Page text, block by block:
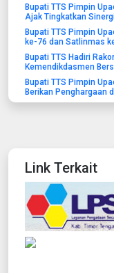
Bupati TTS Pimpin
Ajak Tingkatkan
Bupati TTS Pimpin
ke-76 dan Satlinmas
Bupati TTS Hadiri
Kemendikdasmen
Bupati TTS Pimpin
Berikan Penghargaan
Link Terkait